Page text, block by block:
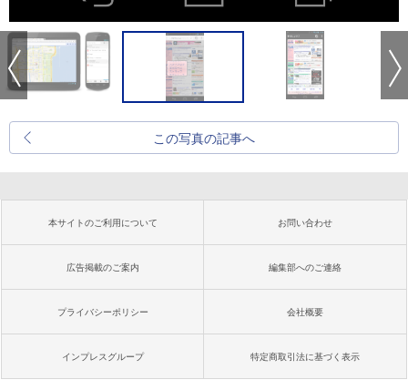
この写真の記事へ
本サイトのご利用について お問い合わせ
広告掲載のご案内 編集部へのご連絡
プライバシーポリシー 会社概要
インプレスグループ 特定商取引法に基づく表示